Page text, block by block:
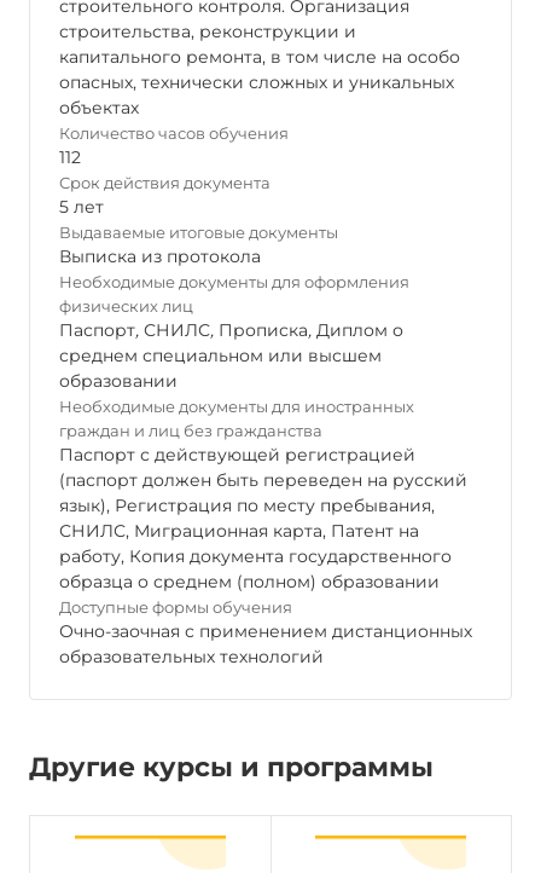
строительного контроля. Организация
строительства, реконструкции и
капитального ремонта, в том числе на особо
опасных, технически сложных и уникальных
объектах
Количество часов обучения
112
Срок действия документа
5 лет
Выдаваемые итоговые документы
Выписка из протокола
Необходимые документы для оформления
физических лиц
Паспорт, СНИЛС, Прописка, Диплом о
среднем специальном или высшем
образовании
Необходимые документы для иностранных
граждан и лиц без гражданства
Паспорт с действующей регистрацией
(паспорт должен быть переведен на русский
язык), Регистрация по месту пребывания,
СНИЛС, Миграционная карта, Патент на
работу, Копия документа государственного
образца о среднем (полном) образовании
Доступные формы обучения
Очно-заочная с применением дистанционных
образовательных технологий
Другие курсы и программы